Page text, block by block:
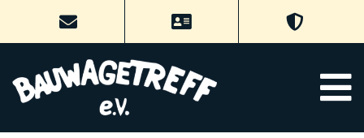
Oktober 2012
KÜRBIS SCHNITZEN